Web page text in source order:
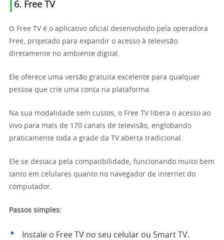
6. Free TV
O Free TV é o aplicativo oficial desenvolvido pela operadora
Free, projetado para expandir o acesso à televisão
diretamente no ambiente digital.
Ele oferece uma versão gratuita excelente para qualquer
pessoa que crie uma conta na plataforma.
Na sua modalidade sem custos, o Free TV libera o acesso ao
vivo para mais de 170 canais de televisão, englobando
praticamente toda a grade da TV aberta tradicional.
Ele se destaca pela compatibilidade, funcionando muito bem
tanto em celulares quanto no navegador de internet do
computador.
Passos simples:
Instale o Free TV no seu celular ou Smart TV.